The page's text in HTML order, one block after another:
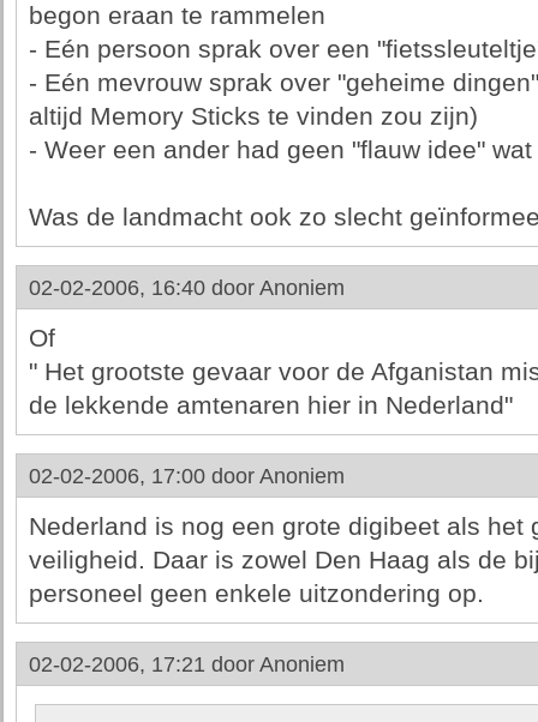
begon eraan te rammelen
- Eén persoon sprak over een
- Eén mevrouw sprak over "geheime
altijd Memory Sticks te vinden zou zijn)
- Weer een ander had geen "flauw idee"
Was de landmacht ook zo slecht
02-02-2006, 16:40 door Anoniem
Of
" Het grootste gevaar voor de Afganistan
de lekkende amtenaren hier in Nederland"
02-02-2006, 17:00 door Anoniem
Nederland is nog een grote digibeet als het
veiligheid. Daar is zowel Den Haag als de
personeel geen enkele uitzondering op.
02-02-2006, 17:21 door Anoniem